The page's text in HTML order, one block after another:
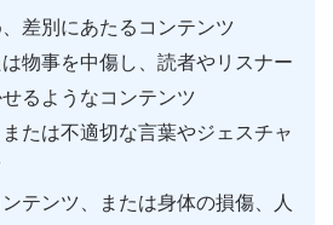
差別にあたるコンテンツ
は物事を中傷し、読者やリスナー
るようなコンテンツ
たは不適切な言葉やジェスチャ
テンツ、または身体の損傷、人